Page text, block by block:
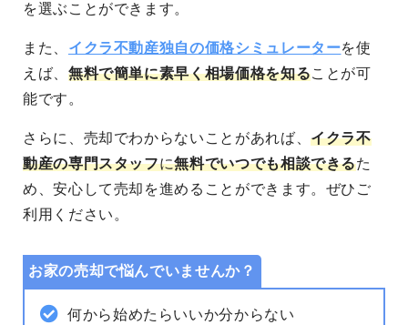
を選ぶことができます。
また、 イクラ不動産独自の価格シミュレーターを使
えば、 無料で簡単に素早く相場価格を知ることが可
能です。
さらに、売却でわからないことがあれば、イクラ不
動産の専門スタッフに無料でいつでも相談できるた
め、安心して売却を進めることができます。 ぜひご
利用ください。
お家の売却で悩んでいませんか？
何から始めたらいいか分からない